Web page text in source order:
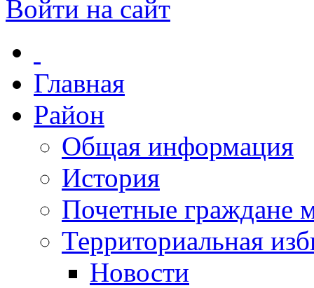
Войти на сайт
Главная
Район
Общая информация
История
Почетные граждане
Территориальная
Новости